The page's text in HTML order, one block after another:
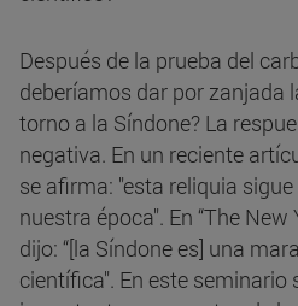
Después de la prueba del
deberíamos dar por zanjada
torno a la Síndone? La
negativa. En un reciente
se afirma: "esta reliquia
nuestra época". En “The
dijo: “[la Síndone es] una
científica". En este seminario